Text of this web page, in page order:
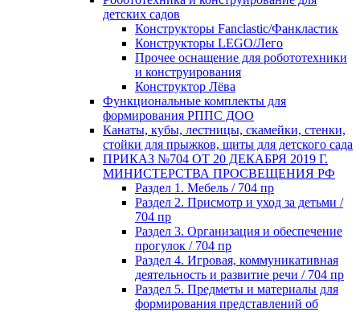
детских садов
Конструкторы Fanclastic/Фанкластик
Конструкторы LEGO/Лего
Прочее оснащение для робототехники
и конструирования
Конструктор Лёва
Функциональные комплекты для
формирования РППС ДОО
Канаты, кубы, лестницы, скамейки, стенки,
стойки для прыжков, щиты для детского сада
ПРИКАЗ №704 ОТ 20 ДЕКАБРЯ 2019 Г.
МИНИСТЕРСТВА ПРОСВЕЩЕНИЯ РФ
Раздел 1. Мебель / 704 пр
Раздел 2. Присмотр и уход за детьми /
704 пр
Раздел 3. Организация и обеспечение
прогулок / 704 пр
Раздел 4. Игровая, коммуникативная
деятельность и развитие речи / 704 пр
Раздел 5. Предметы и материалы для
формирования представлений об